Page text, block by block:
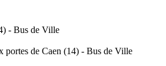
- Bus de Ville
portes de Caen (14) - Bus de Ville